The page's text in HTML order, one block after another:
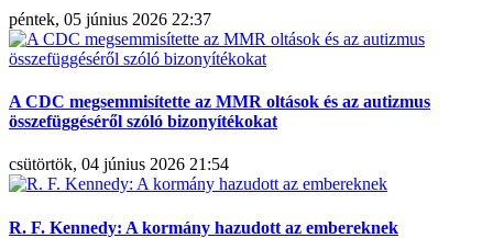
péntek, 05 június 2026 22:37
A CDC megsemmisítette az MMR oltások és az autizmus
összefüggéséről szóló bizonyítékokat
csütörtök, 04 június 2026 21:54
R. F. Kennedy: A kormány hazudott az embereknek